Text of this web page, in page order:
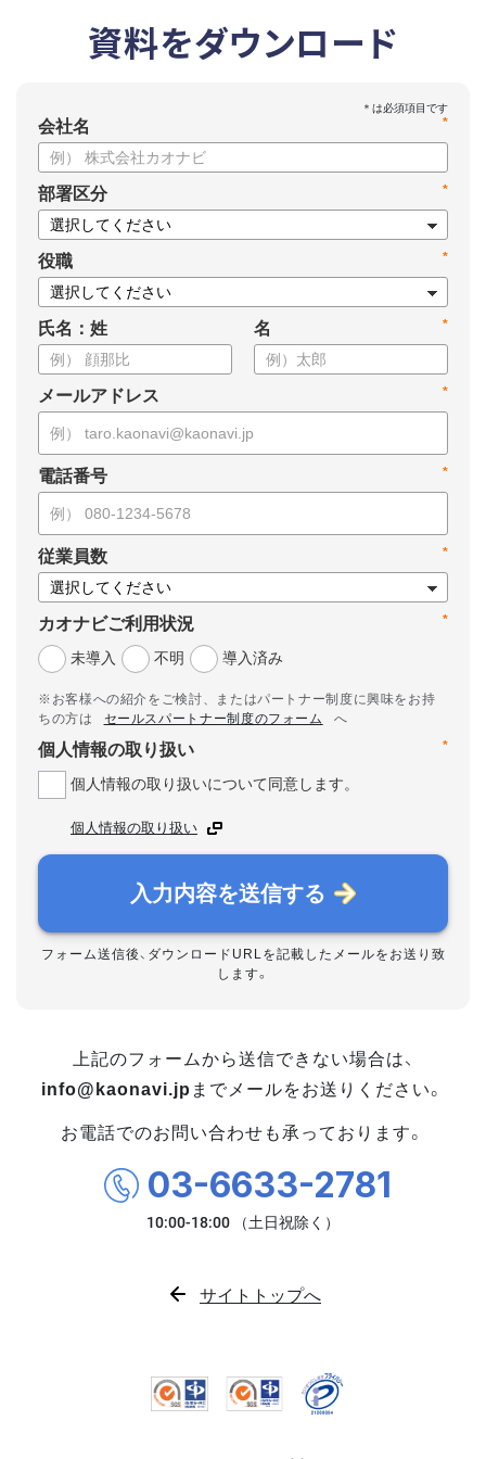
資料をダウンロード
*
会社名
*
部署区分
*
役職
氏名：姓 *
名
*
メールアドレス
*
電話番号
*
従業員数
*
カオナビご利用状況
未導入
不明 導入済み
※お客様への紹介をご検討、またはパートナー制度に興味をお持
ちの方は
セールスパートナー制度のフォーム
へ
*
個人情報の取り扱い
個人情報の取り扱いについて同意します。
個人情報の取り扱い
入力内容を送信する
フォーム送信後、ダウンロードURLを記載したメールをお送り致
します。
上記のフォームから送信できない場合は、
info@kaonavi.jp までメールをお送りください。
お電話でのお問い合わせも承っております。
03-6633-2781
サイトトップへ